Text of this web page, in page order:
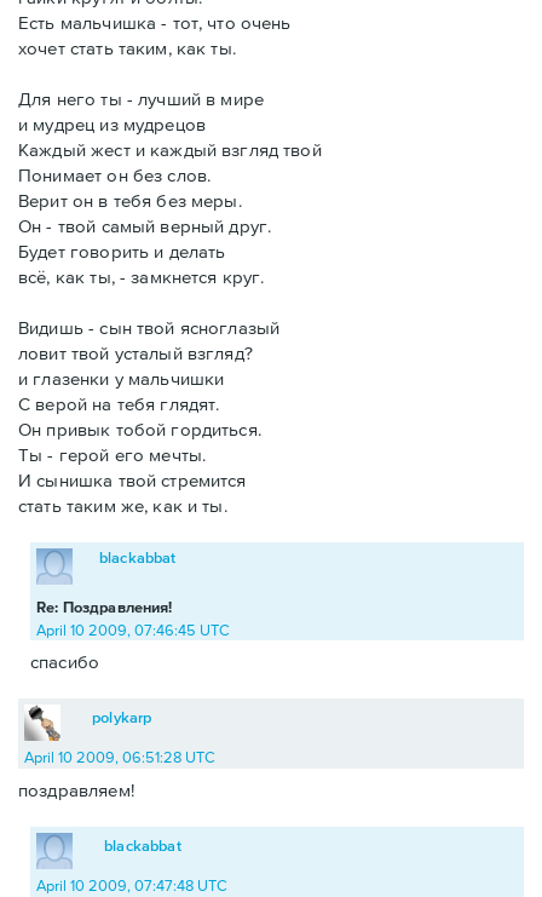
Есть мальчишка - тот, что очень
хочет стать таким, как ты.
Для него ты - лучший в мире
и мудрец из мудрецов
Каждый жест и каждый взгляд твой
Понимает он без слов.
Верит он в тебя без меры.
Он - твой самый верный друг.
Будет говорить и делать
всё, как ты, - замкнется круг.
Видишь - сын твой ясноглазый
ловит твой усталый взгляд?
и глазенки у мальчишки
С верой на тебя глядят.
Он привык тобой гордиться.
Ты - герой его мечты.
И сынишка твой стремится
стать таким же, как и ты.
Re: Поздравления!
blackabbat
April 10 2009, 07:46:45 UTC
спасибо
polykarp
April 10 2009, 06:51:28 UTC
поздравляем!
blackabbat
April 10 2009, 07:47:48 UTC